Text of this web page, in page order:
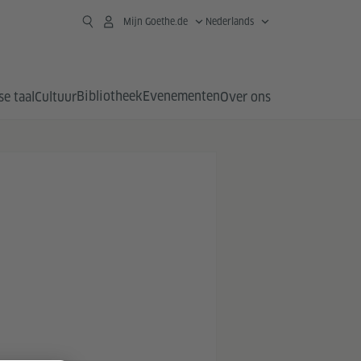
Mijn Goethe.de Nederlands
taalCultuurBibliotheekEvenementenOver ons